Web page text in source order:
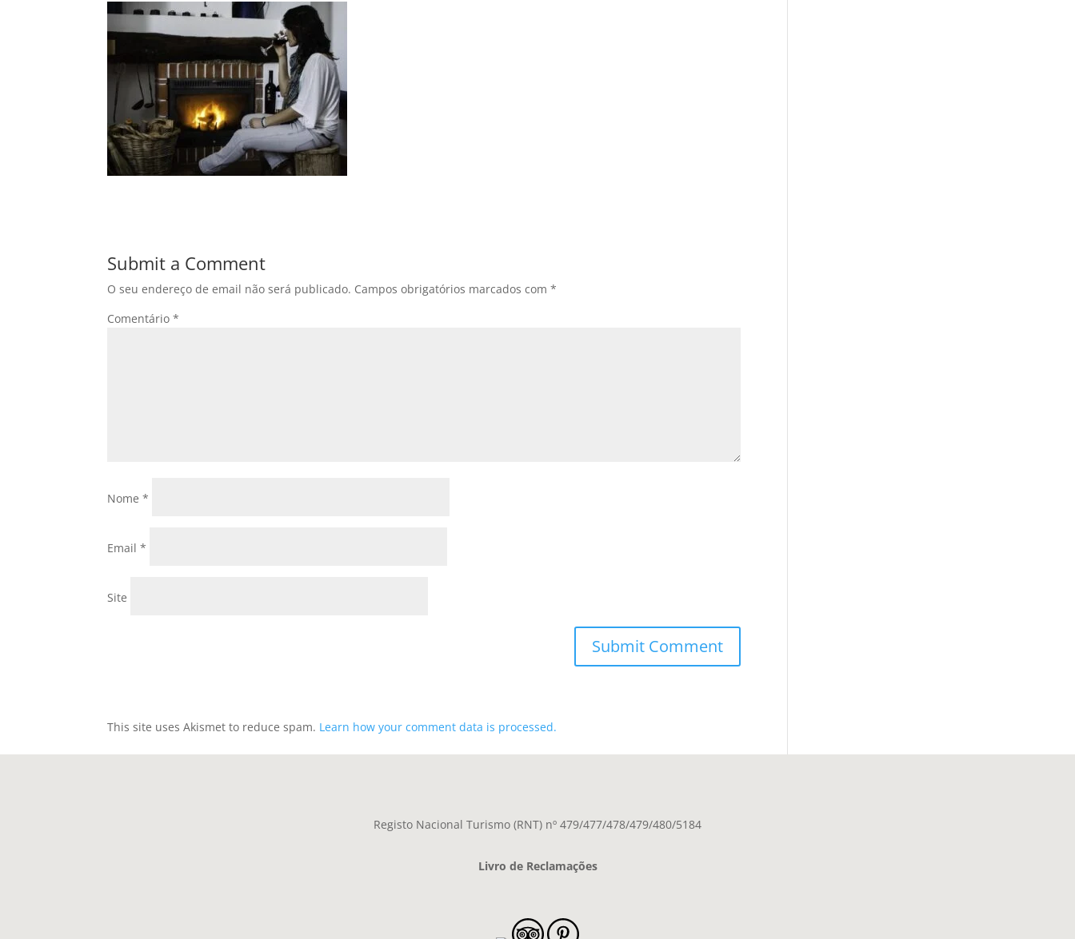
Submit a Comment
O seu endereço de email não será publicado. Campos obrigatórios marcados com*
Comentário*
Nome*
Email*
Site
This site uses Akismet to reduce spam. Learn how your comment data is processed.
Registo Nacional Turismo (RNT) nº 479/477/478/479/480/5184
Livro de Reclamações